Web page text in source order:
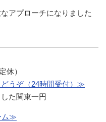
アプローチになりました
休）
うぞ（24時間受付）≫
た関東一円
ム≫